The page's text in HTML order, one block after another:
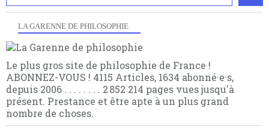
LA GARENNE DE PHILOSOPHIE
Le plus gros site de philosophie de France !
ABONNEZ-VOUS ! 4115 Articles, 1634 abonné·e·s,
depuis 2006 . . . . . . . . 2 852 214 pages vues jusqu'à
présent. Prestance et être apte à un plus grand
nombre de choses.